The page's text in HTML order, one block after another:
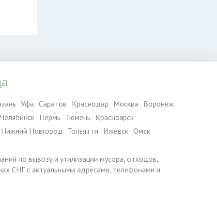
Уфа Саратов Краснодар Москва Воронеж
Челябинск Пермь Тюмень Красноярск
Нижний Новгород Тольятти Ижевск Омск
по вывозу и утилизации мусора, отходов,
СНГ с актуальными адресами, телефонами и